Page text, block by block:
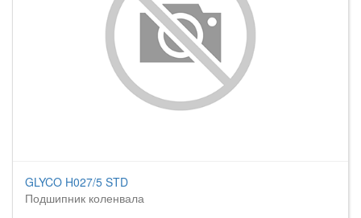
GLYCO H027/5 STD
Подшипник коленвала